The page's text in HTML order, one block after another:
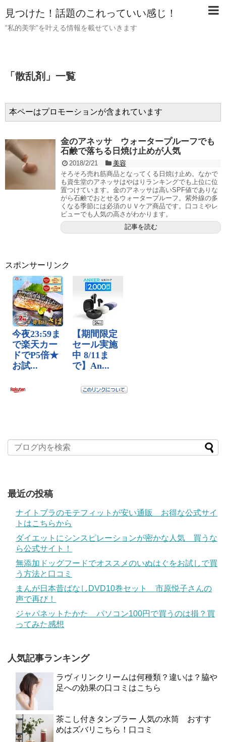
見つけた！話題のこれっていい感じ！
”私的美学”を叶える情報を載せていきます
「 散乱剤 」 一覧
本ペーはプロモーションが含まれています
金のアネッサ ウォータープルーフでも
石鹸で落ちる日焼け止めが人気
2018/2/21
美容
そろそろ売れ筋商品となってくる日焼け止め。なかで
も資生堂のアネッサはやはりランキングでも上位に位
置つけています。金のアネッサは高いSPF値でありな
がら石鹸でおとせるウォータープルーフ。紫外線の多
くなる季節には必須のＵＶケア商品です。口コミやレ
ビューでも人気の高さがわかります。
記事を読む
スポンサーリンク
最近の投稿
ナイトブラのモテフィットが安い通販 お得な公式サイ
トはこちらから
ダイエットにシンスピレーションが密かな人気 買うな
ら公式サイト！
無添加ドッグフードでオススメのいぬはぐをお試しで買
う方法と口コミ
まんが日本昔ばなしDVD10巻セット 市原悦子さんの
声で再び！
ジャパネットたかた パソコン100円で買うのは損？買
ってみた感想
人気記事ランキング
ラヴィリンクリームは何種類？違いは？脇や
足への効果の口コミはこちら
茶こし付きタンブラー 人気の水筒 おすす
めはズバリこちら！口コミ